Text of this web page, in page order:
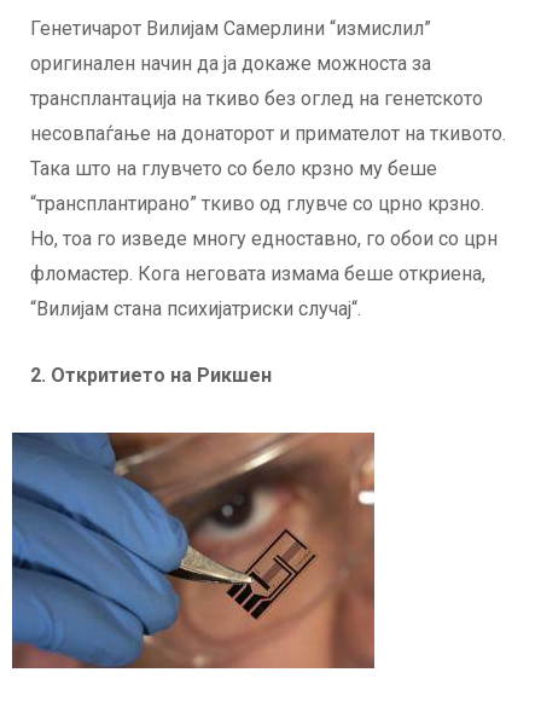
Генетичарот Вилијам Самерлини “измислил”
оригинален начин да ја докаже можноста за
трансплантација на ткиво без оглед на генетското
несовпаѓање на донаторот и примателот на ткивото.
Така што на глувчето со бело крзно му беше
“трансплантирано” ткиво од глувче со црно крзно.
Но, тоа го изведе многу едноставно, го обои со црн
фломастер. Кога неговата измама беше откриена,
“Вилијам стана психијатриски случај“.
2. Откритието на Рикшен